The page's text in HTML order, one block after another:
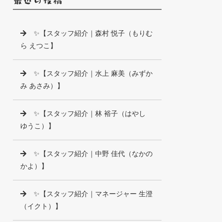
✨【スタッフ紹介｜森村 悦子（もりむ
ら えつこ】
✨【スタッフ紹介｜水上 麻美（みずか
み あさみ）】
✨【スタッフ紹介｜林 裕子（はやし
ゆうこ）】
✨【スタッフ紹介｜中野 佳代（なかの
かよ）】
✨【スタッフ紹介｜マネージャー 生澄
（イクト）】